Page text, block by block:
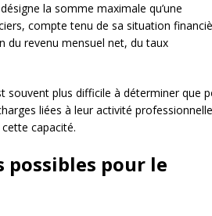
la somme maximale qu’une
compte tenu de sa situation
du revenu mensuel net, du taux
souvent plus difficile à déterminer que
liées à leur activité
capacité.
pour le